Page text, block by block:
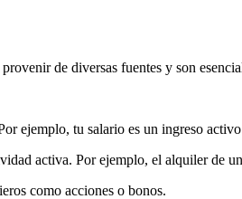
de diversas fuentes y son
ejemplo, tu salario es un ingreso
activa. Por ejemplo, el alquiler de
como acciones o bonos.